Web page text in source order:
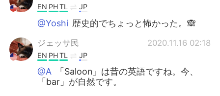
EN PHTL JP
@Yoshi 歴史的でちょっと怖かった。🙈
ジェッサ民 2020.11.16 02:18
EN PHTL JP
@A
「Saloon」は昔の英語ですね。今、
「bar」が自然です。